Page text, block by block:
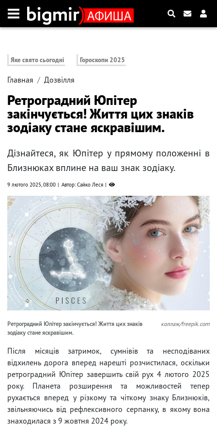
Яке свято сьогодні Гороскопи 2025
Главная Дозвілля
Ретроградний Юпітер
закінчується! Життя цих знаків
зодіаку стане яскравішим.
Дізнайтеся, як Юпітер у прямому положенні в
Близнюках вплине на ваш знак зодіаку.
9 лютого 2025, 08:00 Автор: Сайко Леся
Ретроградний Юпітер закінчується! Життя цих знаків
зодіаку стане яскравішим.
коллаж/freepik.com
Після місяців затримок, сумнівів та несподіваних
відхилень дорога вперед нарешті розчистилася, оскільки
ретроградний Юпітер завершить свій рух 4 лютого 2025
року. Планета розширення та можливостей тепер
рухається вперед у різкому та чіткому знаку Близнюків,
звільняючись від рефлексивного серпанку, в якому вона
знаходилася з 9 жовтня 2024 року.